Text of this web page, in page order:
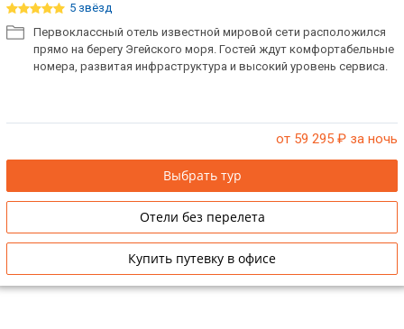
5 звёзд
Первоклассный отель известной мировой сети расположился
прямо на берегу Эгейского моря. Гостей ждут комфортабельные
номера, развитая инфраструктура и высокий уровень сервиса.
от 59 295 ₽ за ночь
Выбрать тур
Отели без перелета
Купить путевку в офисе